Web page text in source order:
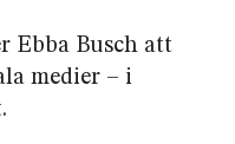
Ebba Busch att
medier – i